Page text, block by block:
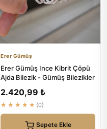
Erer Gümüş
Erer Gümüş Ince Kibrit Çöpü
Ajda Bilezik - Gümüş Bilezikler
2.420,99 ₺
★★★★★ (0)
Sepete Ekle